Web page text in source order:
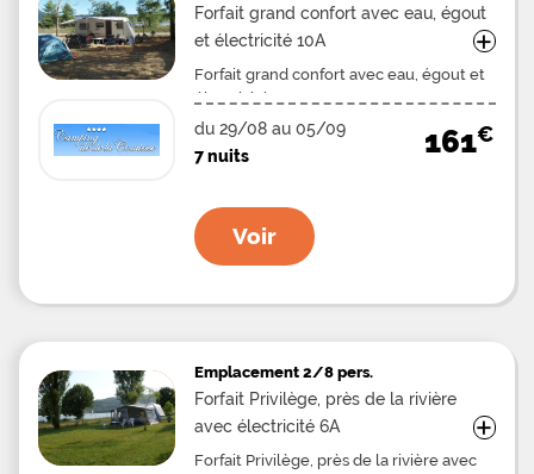
Forfait grand confort avec eau, égout
et électricité 10A
Forfait grand confort avec eau, égout et
électricité 10A 2/6 Pers.
+
du 29/08 au 05/09
7 nuits
161€
Voir
Emplacement 2/8 pers.
Forfait Privilège, près de la rivière
avec électricité 6A
Forfait Privilège, près de la rivière avec
+